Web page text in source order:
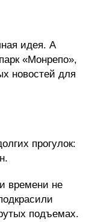
идея. А
«Монрепо»,
новостей для
прогулок:
времени не
подъемах.